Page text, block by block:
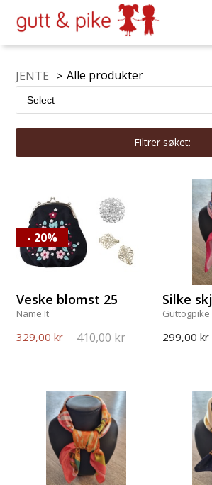
JENTE > Alle produkter
Filtrer søket:
Veske blomst 25
Name It
329,00 kr 410,00 kr
- 20%
Silke
Guttogpike
299,00 kr